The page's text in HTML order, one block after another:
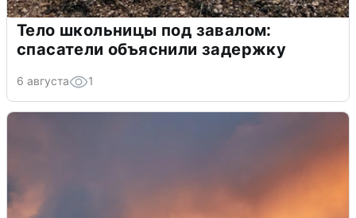
Тело школьницы под завалом:
спасатели объяснили задержку
6 августа 1